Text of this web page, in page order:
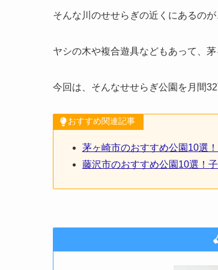
そんな川のせせらぎの近くにあるの
ヤシの木や複合遊具などもあって、
今回は、そんなせせらぎ公園を月間
おすすめ関連記事
茅ヶ崎市のおすすめ公園10選
藤沢市のおすすめ公園10選！